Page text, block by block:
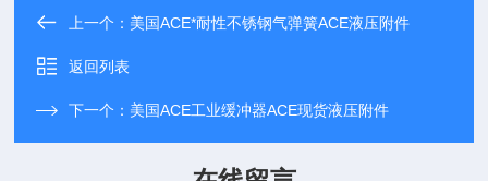
上一个： 美国ACE*耐性不锈钢气弹簧ACE液压附件
返回列表
下一个： 美国ACE工业缓冲器ACE现货液压附件